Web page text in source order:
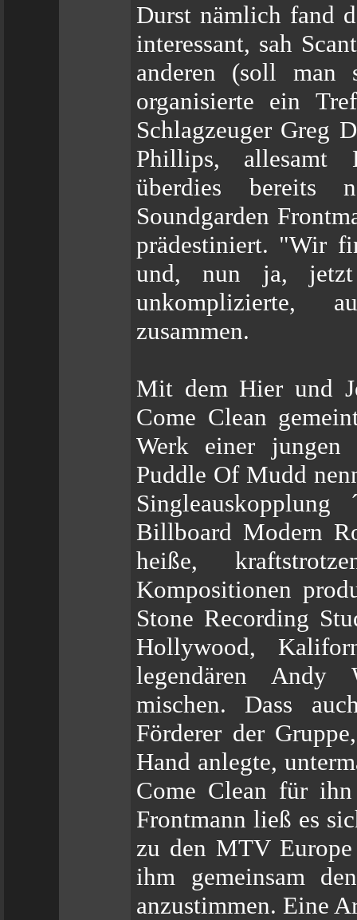
Durst nämlich fand
interessant, sah
anderen (soll man
organisierte ein
Schlagzeuger Greg
Phillips, allesamt
überdies bereits
Soundgarden
prädestiniert. "Wir
und, nun ja,
unkomplizierte,
zusammen.
Mit dem Hier und
Come Clean
Werk einer jungen
Puddle Of Mudd
Billboard Modern
heiße,
Kompositionen
Stone Recording
Hollywood,
legendären Andy
mischen. Dass
Förderer der
Hand anlegte,
Come Clean für
Frontmann ließ es
zu den MTV
ihm gemeinsam
anzustimmen. Eine